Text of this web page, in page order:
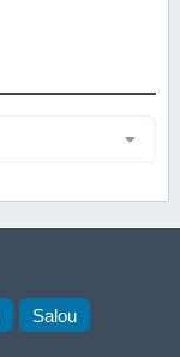
Salou